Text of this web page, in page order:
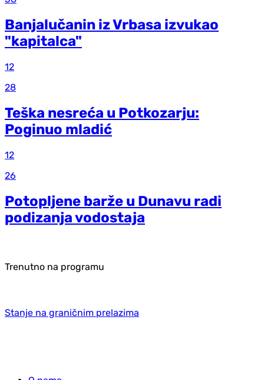
Banjalučanin iz Vrbasa izvukao
"kapitalca"
12
28
Teška nesreća u Potkozarju:
Poginuo mladić
12
26
Potopljene barže u Dunavu radi
podizanja vodostaja
Trenutno na programu
Stanje na graničnim prelazima